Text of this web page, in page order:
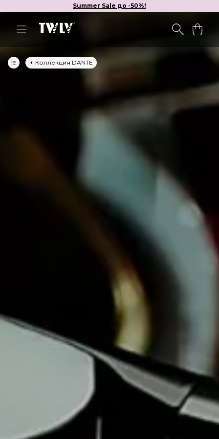
Summer Sale до -50%!
Коллекция DANTE